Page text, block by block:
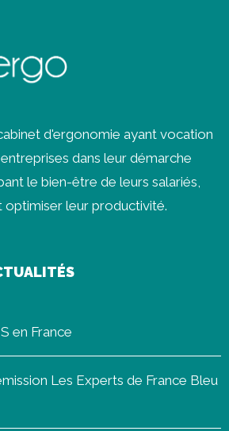
d'ergonomie ayant vocation
dans leur démarche
le bien-être de leurs salariés,
optimiser leur productivité.
en France
Les Experts de France Bleu